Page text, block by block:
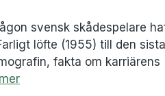
svensk skådespelare
löfte (1955) till den sista
fakta om karriärens